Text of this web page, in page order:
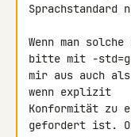
Wenn man
bitte mit -
mir aus auch
wenn explizit
Konformität zu
gefordert ist.